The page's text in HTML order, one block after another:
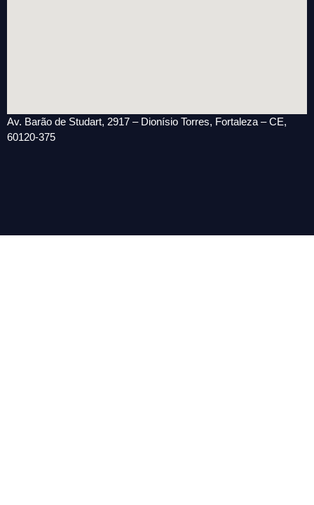
Av. Barão de Studart, 2917 – Dionísio Torres, Fortaleza – CE,
60120-375